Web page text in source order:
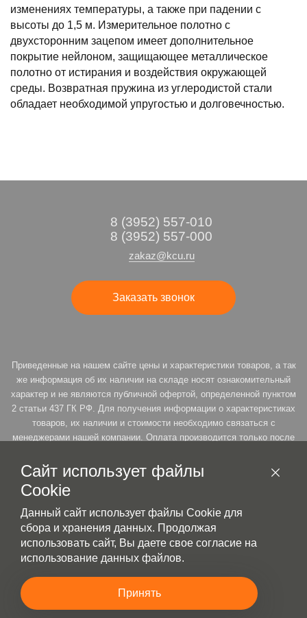
изменениях температуры, а также при падении с
высоты до 1,5 м. Измерительное полотно с
двухсторонним зацепом имеет дополнительное
покрытие нейлоном, защищающее металлическое
полотно от истирания и воздействия окружающей
среды. Возвратная пружина из углеродистой стали
обладает необходимой упругостью и долговечностью.
8 (3952) 557-010
8 (3952) 557-000
zakaz@kcu.ru
Заказать звонок
Приведенные на нашем сайте цены и характеристики товаров, а так
же информация об их наличии на складе носят ознакомительный
характер и не являются публичной офертой, определенной пунктом
2 статьи 437 ГК РФ. Для получения информации о характеристиках
товаров, их наличии и стоимости необходимо связаться с
менеджерами нашей компании. Оплата производится только после
возможность пересмотра цены товара под заказ, согласно ст. 485 п.
3 ГК РФ
Политика конфиденциальности
2023-2026 © Сибинструмент
Сайт использует файлы
Cookie
Данный сайт использует файлы Cookie для
сбора и хранения данных. Продолжая
использовать сайт, Вы даете свое согласие на
использование данных файлов.
Принять